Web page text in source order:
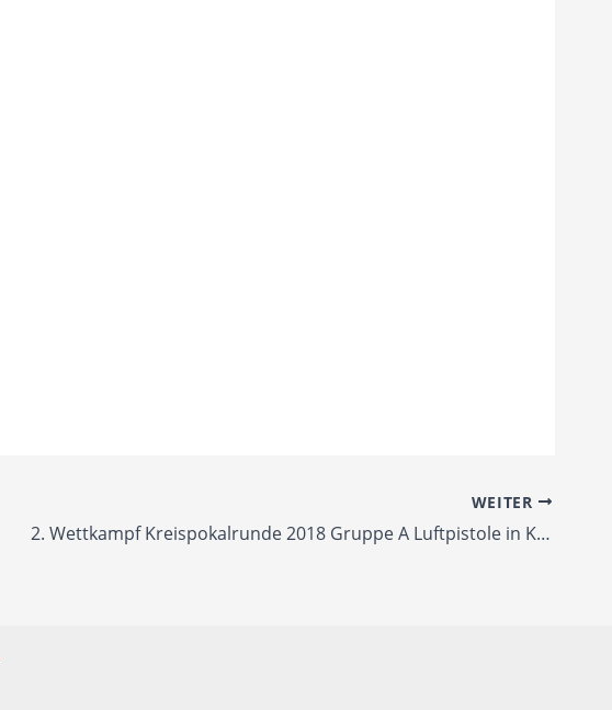
WEITER
2. Wettkampf Kreispokalrunde 2018 Gruppe A Luftpistole in Keltern